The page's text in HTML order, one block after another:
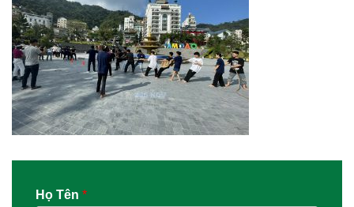
Họ Tên *